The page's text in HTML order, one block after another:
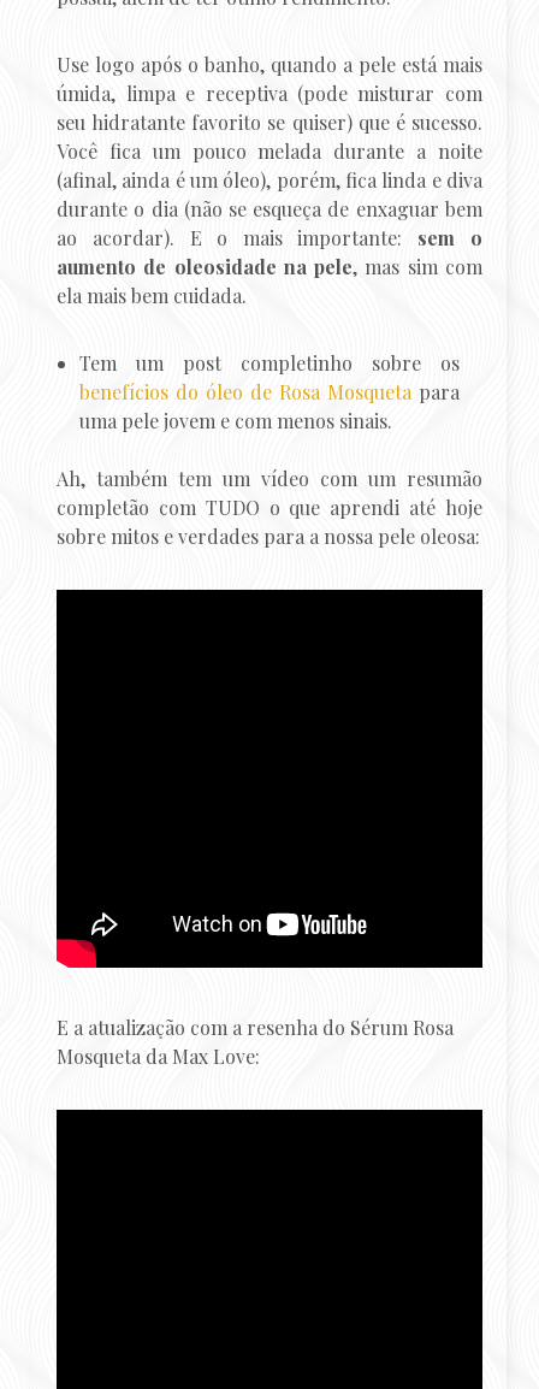
Use logo após o banho, quando a pele está mais
úmida, limpa e receptiva (pode misturar com
seu hidratante favorito se quiser) que é sucesso.
Você fica um pouco melada durante a noite
(afinal, ainda é um óleo), porém, fica linda e diva
durante o dia (não se esqueça de enxaguar bem
ao acordar). E o mais importante: sem o
aumento de oleosidade na pele, mas sim com
ela mais bem cuidada.
Tem um post completinho sobre os
benefícios do óleo de Rosa Mosqueta para
uma pele jovem e com menos sinais.
Ah, também tem um vídeo com um resumão
completão com TUDO o que aprendi até hoje
sobre mitos e verdades para a nossa pele oleosa:
E a atualização com a resenha do Sérum Rosa
Mosqueta da Max Love: